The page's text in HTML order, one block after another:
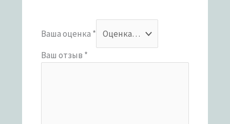
Ваша оценка *
Ваш отзыв *